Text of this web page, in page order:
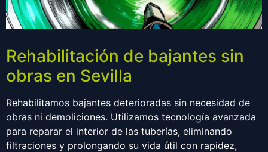
Rehabilitación de bajantes sin
obras en Sevilla
Rehabilitamos bajantes deterioradas sin necesidad de
obras ni demoliciones. Utilizamos tecnología avanzada
para reparar el interior de las tuberías, eliminando
filtraciones y prolongando su vida útil con rapidez,